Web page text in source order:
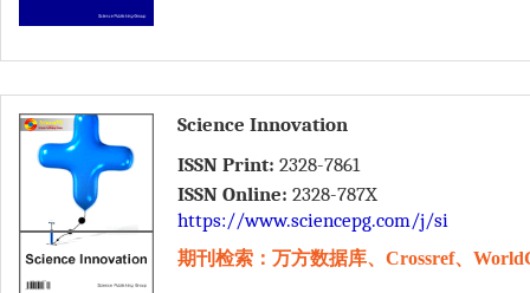
Science Innovation
ISSN Print: 2328-7861
ISSN Online: 2328-787X
https://www.sciencepg.com/j/si
期刊检索：万方数据库、Crossref、